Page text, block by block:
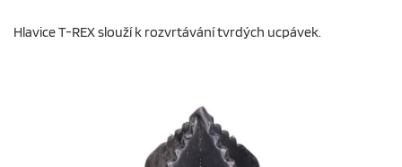
Hlavice T-REX slouží k rozvrtávání tvrdých ucpávek.